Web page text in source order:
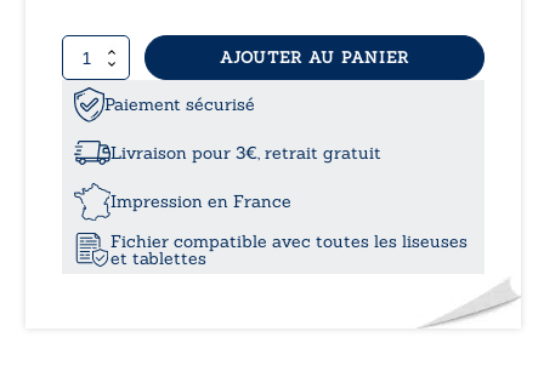
quantité
de
veux…-
Au
des
goélands
AJOUTER AU PANIER
Paiement sécurisé
Livraison pour 3€, retrait gratuit
Impression en France
Fichier compatible avec toutes les liseuses
et tablettes